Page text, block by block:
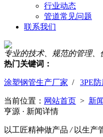
行业动态
管道常见问题
联系我们
专业的技术、规范的管理
热门关键词：
涂塑钢管生产厂家 / 3PE
当前位置： 网站首页 > 新
亨源 · 新闻详情
以工匠精神做产品 /以生产